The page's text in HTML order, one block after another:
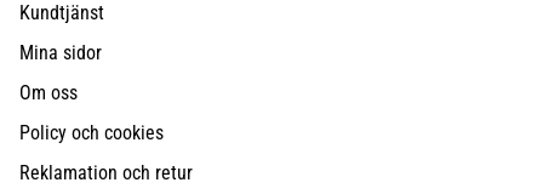
Kundtjänst
Mina sidor
Om oss
Policy och cookies
Reklamation och retur